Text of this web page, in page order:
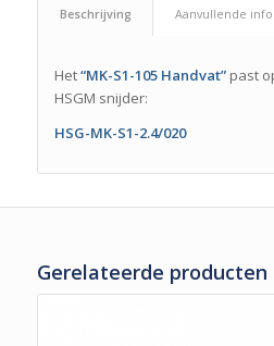
Beschrijving Aanvullende
Het“MK-S1-105 Handvat”past
HSGM snijder:
HSG-MK-S1-2.4/020
Gerelateerde producten